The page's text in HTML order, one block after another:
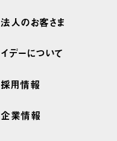
法人のお客さま
イデーについて
採用情報
企業情報